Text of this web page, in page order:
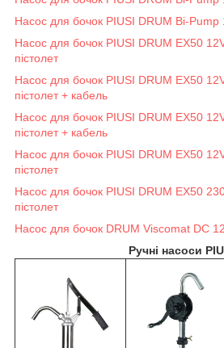
Насос для бочок PIUSI DRUM Bi-Pump
Насос для бочок PIUSI DRUM EX50
пістолет
Насос для бочок PIUSI DRUM EX50
пістолет + кабель
Насос для бочок PIUSI DRUM EX50
пістолет + кабель
Насос для бочок PIUSI DRUM EX50
пістолет
Насос для бочок PIUSI DRUM EX50
пістолет
Насос для бочок DRUM Viscomat DC
Ручні насоси